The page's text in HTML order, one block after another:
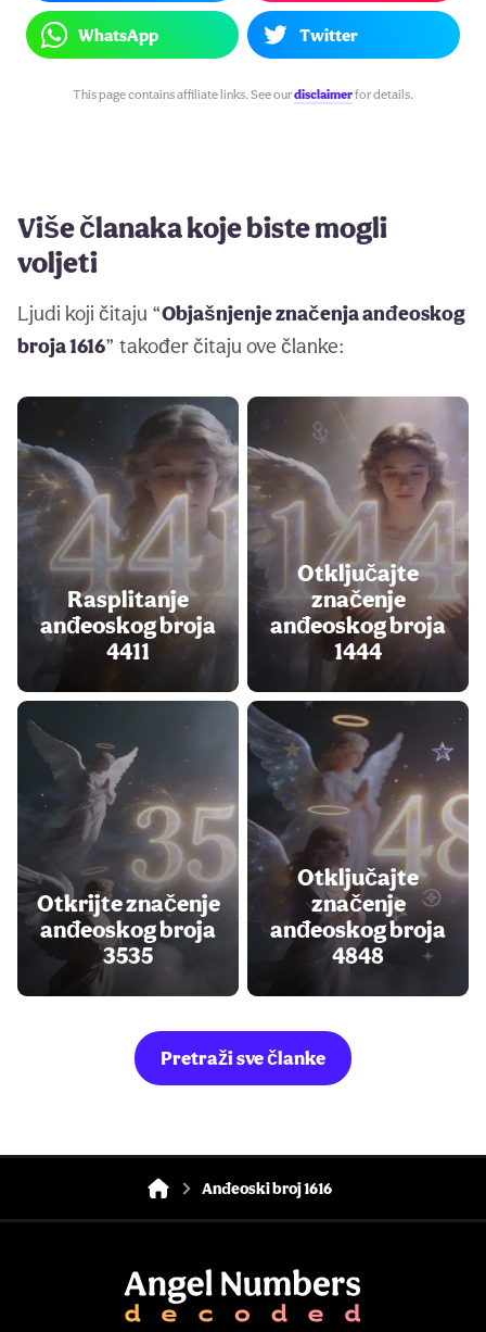
WhatsApp Twitter
This page contains affiliate links. See ourdisclaimerfor details.
Više članaka koje biste mogli
voljeti
Ljudi koji čitaju “Objašnjenje značenja anđeoskog
broja 1616” također čitaju ove članke:
Rasplitanje
anđeoskog broja
4411
Otključajte
značenje
anđeoskog broja
1444
Otkrijte značenje
anđeoskog broja
3535
Otključajte
značenje
anđeoskog broja
4848
Pretraži sve članke
Anđeoski broj 1616